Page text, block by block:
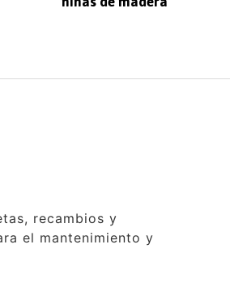
recambios y
el mantenimiento y